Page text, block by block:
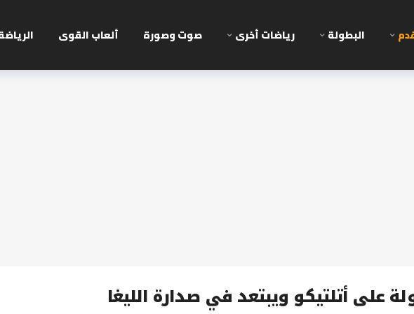
البطولة رياضات أخرى صوت وصورة ألعاب القوى
على أتلتيكو ويبتعد في صدارة الليغا